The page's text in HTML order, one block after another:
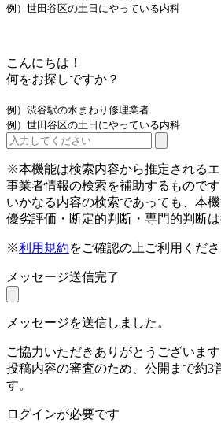
例）世田谷区の土日にやっている内科
こんにちは！
何をお探しですか？
例）渋谷駅の水まわり修理業者
例）世田谷区の土日にやっている内科
※本機能は検索内容から推定されるエ
事業者情報の検索を補助するものです
いかなる内容の検索であっても、本
優劣評価・断定的判断・専門的判断は
※利用規約をご確認の上ご利用くだ
メッセージ送信完了
メッセージを送信しました。
ご協力いただきありがとうございます
投稿内容の審査のため、公開まで約3
す。
ログインが必要です